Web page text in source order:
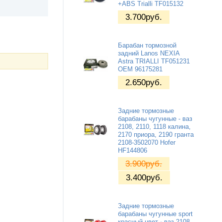
+ABS Trialli TF015132
3.700руб.
Барабан тормозной
задний Lanos NEXIA
Astra TRIALLI TF051231
OEM 96175281
2.650руб.
Задние тормозные
барабаны чугунные - ваз
2108, 2110, 1118 калина,
2170 приора, 2190 гранта
2108-3502070 Hofer
HF144806
3.900руб.
3.400руб.
Задние тормозные
барабаны чугунные sport